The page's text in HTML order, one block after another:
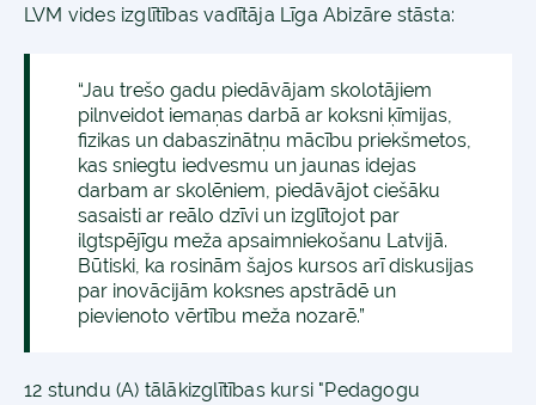
LVM vides izglītības vadītāja Līga Abizāre stāsta:
“Jau trešo gadu piedāvājam skolotājiem
pilnveidot iemaņas darbā ar koksni ķīmijas,
fizikas un dabaszinātņu mācību priekšmetos,
kas sniegtu iedvesmu un jaunas idejas
darbam ar skolēniem, piedāvājot ciešāku
sasaisti ar reālo dzīvi un izglītojot par
ilgtspējīgu meža apsaimniekošanu Latvijā.
Būtiski, ka rosinām šajos kursos arī diskusijas
par inovācijām koksnes apstrādē un
pievienoto vērtību meža nozarē.”
12 stundu (A) tālākizglītības kursi "Pedagogu